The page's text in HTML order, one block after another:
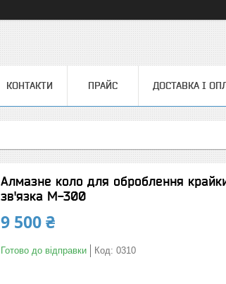
КОНТАКТИ ПРАЙС ДОСТАВКА І
Алмазне коло для оброблення
зв'язка М-300
9 500 ₴
Готово до відправки Код: 0310